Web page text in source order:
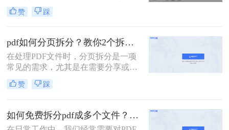
其跨平台、格式固定的特性，已成为
我们日常工作中最常用的文件格式之
的PDF文件，它可能是一本完整的电
子书、一份合并的财务报表，或是一
次会议的所有记录。此时，如何从中
精准、快速地提取出我们需要的部
分，就成了一个亟待解决的问
题。“拆分PDF”这项技能，因此变得
赞 踩
pdf如何分页拆分？教你2个拆分方法！
在处理PDF文件时，分页拆分是一项
常见的需求，尤其是在需要分享或打
印部分页面时。那么pdf如何分页拆分
呢？本文将介绍两种分页拆分PDF的
分任务。
赞 踩
如何免费拆分pdf成多个文件？这三种方法很好用！